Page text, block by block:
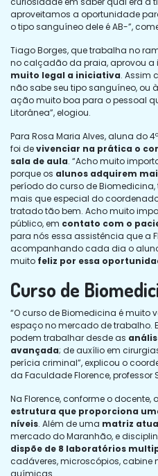
aproveitamos a oportunidade
o tipo sanguíneo dele é AB-”,
Tiago Borges, que trabalha no
no calçadão da praia, aprovou a
muito legal a iniciativa. Assim
não sabe seu tipo sanguíneo, ou
ação muito boa para o pessoal
Litorânea”, elogiou.
Para Rosa Maria Alves, aluna do
foi devivenciar na prática o
sala de aula. “Acho muito
porque os alunos adquirem
período do curso de
mais que especial do
tratado tão bem. Acho muito
público, em contato com o
para nós essa assistência que a
acompanhando cada dia o
muito feliz por essa
Curso de
“O curso de Biomedicina é muito
espaço no mercado de trabalho.
podem trabalhar desde as
avançada; de auxílio em
perícia criminal”, explicou o
da Faculdade Florence, professor
Na Florence, conforme o
estrutura que proporciona
níveis. Além de uma matriz
mercado do Maranhão, e
dispõe de 8 laboratórios
cadáveres, microscópios, cabine
químicas.